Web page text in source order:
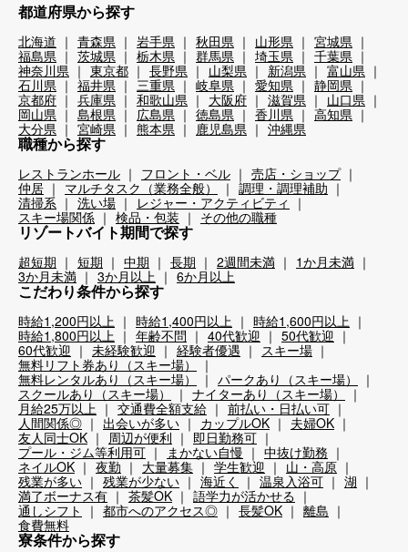
都道府県から探す
北海道 青森県 岩手県 秋田県 山形県
宮城県
福島県
茨城県 栃木県 群馬県 埼玉県
千葉県
神奈川県
東京都 長野県 山梨県 新潟県
富山県
石川県
福井県 三重県 岐阜県 愛知県
静岡県
京都府
兵庫県 和歌山県 大阪府 滋賀県
山口県
岡山県
島根県 広島県 徳島県 香川県
高知県
大分県
宮崎県 熊本県 鹿児島県 沖縄県
職種から探す
レストランホール フロント・ベル
売店・ショップ
仲居
マルチタスク（業務全般）
調理・調理補助
清掃系
洗い場
レジャー・アクティビティ
スキー場関係
検品・包装 その他の職種
リゾートバイト期間で探す
超短期 短期 中期 長期 2週間未満
1か月未満
3か月未満
3か月以上 6か月以上
こだわり条件から探す
時給1,200円以上 時給1,400円以上
時給1,600円以上
時給1,800円以上
年齢不問 40代歓迎
50代歓迎
60代歓迎
未経験歓迎 経験者優遇
スキー場
無料リフト券あり（スキー場）
無料レンタルあり（スキー場）
パークあり（スキー場）
スクールあり（スキー場）
ナイターあり（スキー場）
月給25万以上
交通費全額支給
前払い・日払い可
人間関係◎
出会いが多い カップルOK
夫婦OK
友人同士OK
周辺が便利
即日勤務可
プール・ジム等利用可
まかない自慢
中抜け勤務
ネイルOK
夜勤 大量募集 学生歓迎
山・高原
残業が多い
残業が少ない 海近く 温泉入浴可
湖
満了ボーナス有
茶髪OK
語学力が活かせる
通しシフト
都市へのアクセス◎ 長髪OK
離島
食費無料
寮条件から探す